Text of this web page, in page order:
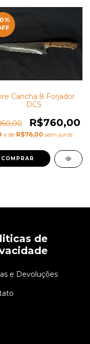
%
Cancha 8 Forjador
DCS
R$760,00
x de R$76,00 sem juros
de
e Devoluções